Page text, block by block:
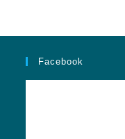
Facebook